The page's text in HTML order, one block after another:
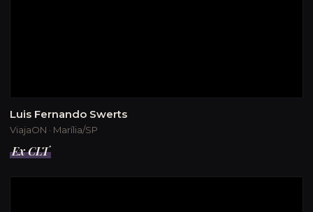
Luis Fernando Swerts
ViajaON · Marília/SP
Ex CLT